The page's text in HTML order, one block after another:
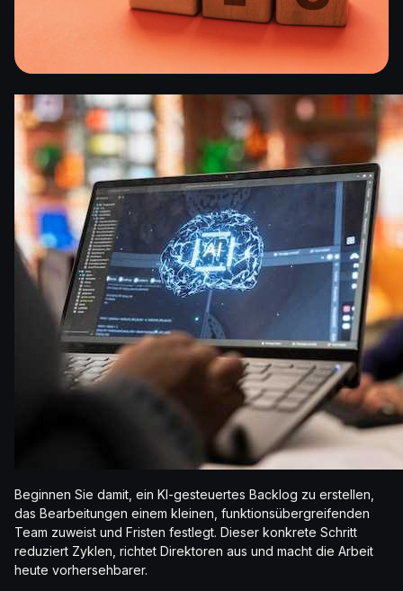
Beginnen Sie damit, ein KI-gesteuertes Backlog zu erstellen,
das Bearbeitungen einem kleinen, funktionsübergreifenden
Team zuweist und Fristen festlegt. Dieser konkrete Schritt
reduziert Zyklen, richtet Direktoren aus und macht die Arbeit
heute vorhersehbarer.